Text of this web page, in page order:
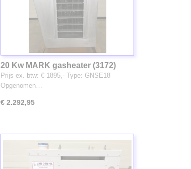
20 Kw MARK gasheater (3172)
Prijs ex. btw: € 1895,- Type: GNSE18
Opgenomen…
€ 2.292,95